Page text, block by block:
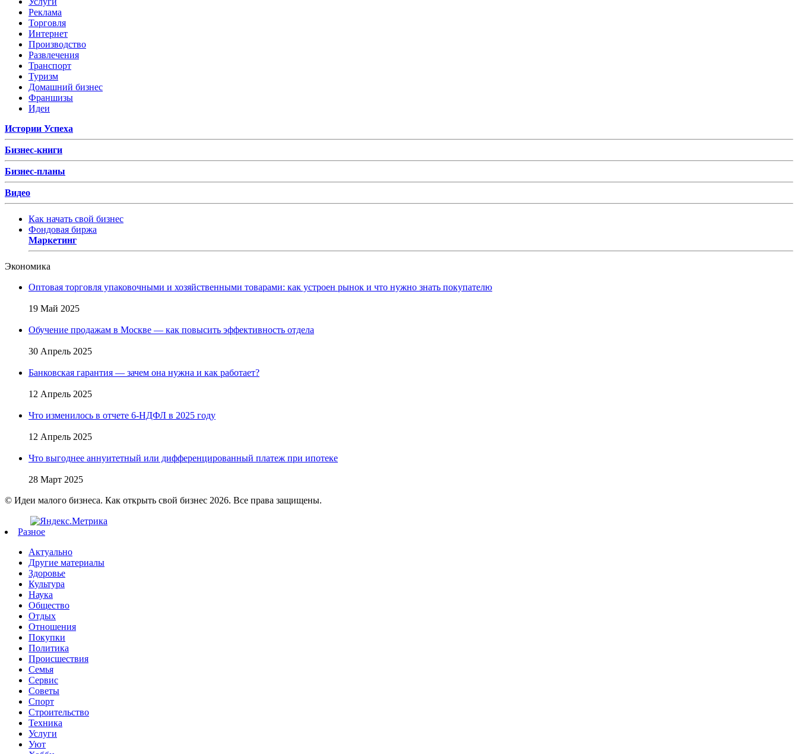
Реклама
Торговля
Интернет
Производство
Развлечения
Транспорт
Туризм
Домашний бизнес
Франшизы
Идеи
Истории Успеха
Бизнес-книги
Бизнес-планы
Видео
Как начать свой бизнес
Фондовая биржа
Маркетинг
Экономика
Оптовая торговля упаковочными и хозяйственными товарами: как устроен рынок и что нужно знать покупателю
19 Май 2025
Обучение продажам в Москве — как повысить эффективность отдела
30 Апрель 2025
Банковская гарантия — зачем она нужна и как работает?
12 Апрель 2025
Что изменилось в отчете 6-НДФЛ в 2025 году
12 Апрель 2025
Что выгоднее аннуитетный или дифференцированный платеж при ипотеке
28 Март 2025
© Идеи малого бизнеса. Как открыть свой бизнес 2026. Все права защищены.
Разное
Актуально
Другие материалы
Здоровье
Культура
Наука
Общество
Отдых
Отношения
Покупки
Политика
Происшествия
Семья
Сервис
Советы
Спорт
Строительство
Техника
Услуги
Уют